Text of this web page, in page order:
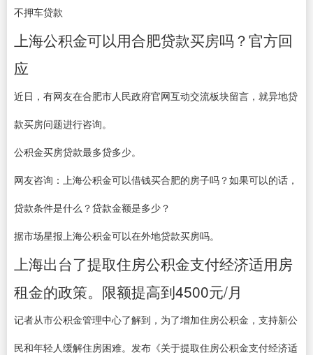
不押车贷款
上海公积金可以用合肥贷款买房吗？官方回
应
近日，有网友在合肥市人民政府官网互动交流板块留言，就异地贷
款买房问题进行咨询。
公积金买房贷款最多贷多少。
网友咨询：上海公积金可以借钱买合肥的房子吗？如果可以的话，
贷款条件是什么？贷款金额是多少？
据市场星报上海公积金可以在外地贷款买房吗。
上海出台了提取住房公积金支付经济适用房
租金的政策。限额提高到4500元/月
记者从市公积金管理中心了解到，为了增加住房公积金，支持新公
民和年轻人缓解住房困难。发布《关于提取住房公积金支付经济适